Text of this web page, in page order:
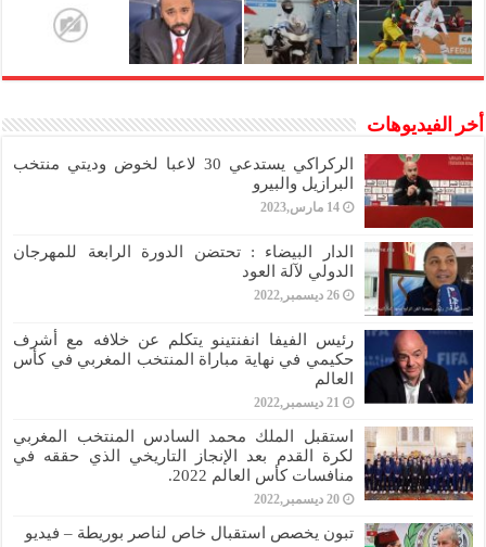
أخر الفيديوهات
الركراكي يستدعي 30 لاعبا لخوض وديتي منتخب
البرازيل والبيرو
14 مارس,2023
الدار البيضاء : تحتضن الدورة الرابعة للمهرجان
الدولي لآلة العود
26 ديسمبر,2022
رئيس الفيفا انفنتينو يتكلم عن خلافه مع أشرف
حكيمي في نهاية مباراة المنتخب المغربي في كأس
العالم
21 ديسمبر,2022
استقبل الملك محمد السادس المنتخب المغربي
لكرة القدم بعد الإنجاز التاريخي الذي حققه في
منافسات كأس العالم 2022.
20 ديسمبر,2022
تبون يخصص استقبال خاص لناصر بوريطة – فيديو